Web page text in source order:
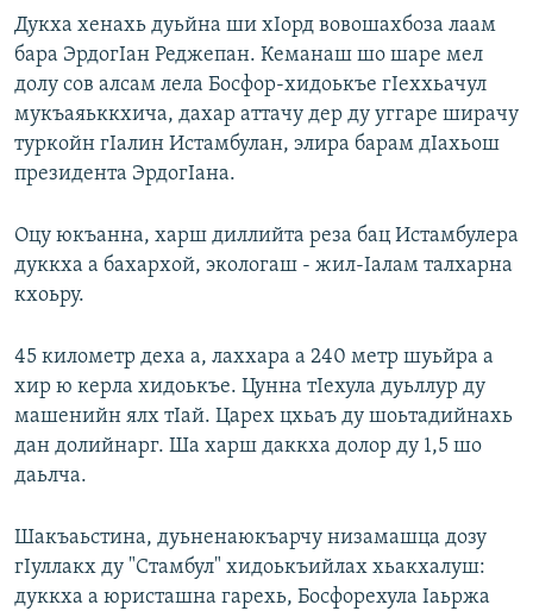
Дукха хенахь дуьйна ши хIорд вовошахбоза лаам
бара ЭрдогIан Реджепан. Кеманаш шо шаре мел
долу сов алсам лела Босфор-хидоькъе гIеххьачул
мукъаяьккхича, дахар аттачу дер ду уггаре ширачу
туркойн гIалин Истамбулан, элира барам дIахьош
президента ЭрдогIана.
Оцу юкъанна, харш диллийта реза бац Истамбулера
дуккха а бахархой, экологаш - жил-Iалам талхарна
кхоьру.
45 километр деха а, лаххара а 240 метр шуьйра а
хир ю керла хидоькъе. Цунна тIехула дуьллур ду
машенийн ялх тIай. Царех цхьаъ ду шоьтадийнахь
дан долийнарг. Ша харш даккха долор ду 1,5 шо
даьлча.
Шакъаьстина, дуьненаюкъарчу низамашца дозу
гIуллакх ду "Стамбул" хидоькъийлах хьакхалуш:
дуккха а юристашна гарехь, Босфорехула Iаьржа